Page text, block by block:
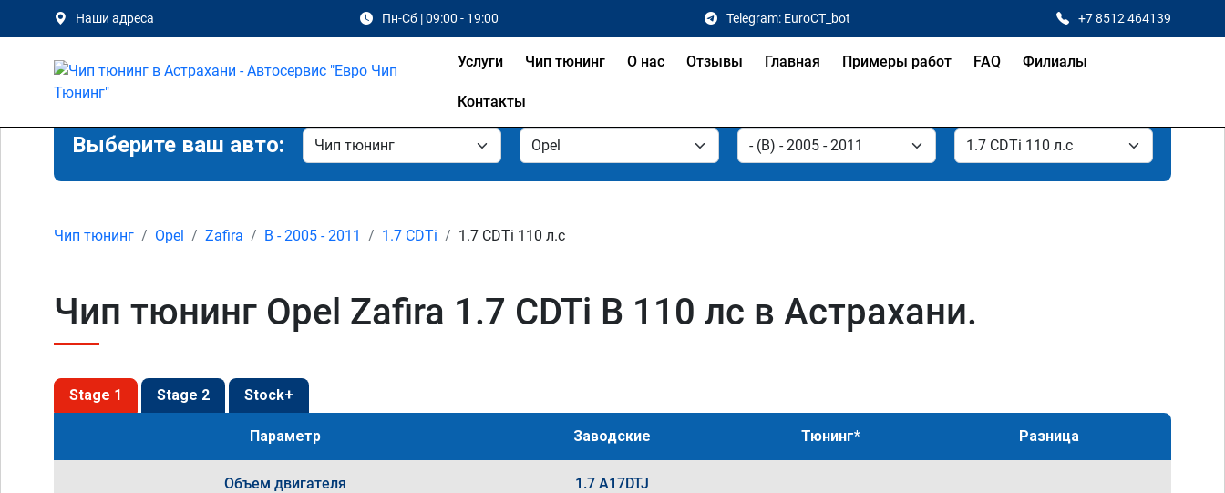
Наши адреса Пн-Сб | 09:00 - 19:00 Telegram: EuroCT_bot +7 8512 464139
Услуги Чип тюнинг О нас Отзывы Главная Примеры работ FAQ Филиалы
Контакты
Выберите ваш авто:
Чип тюнинг Opel Zafira B - 2005 - 2011 1.7 CDTi 1.7 CDTi 110 л.с
Чип тюнинг Opel Zafira 1.7 CDTi B 110 лс в Астрахани.
Stage 1 Stage 2 Stock+
Параметр Заводские Тюнинг* Разница
Объем двигателя 1.7 A17DTJ